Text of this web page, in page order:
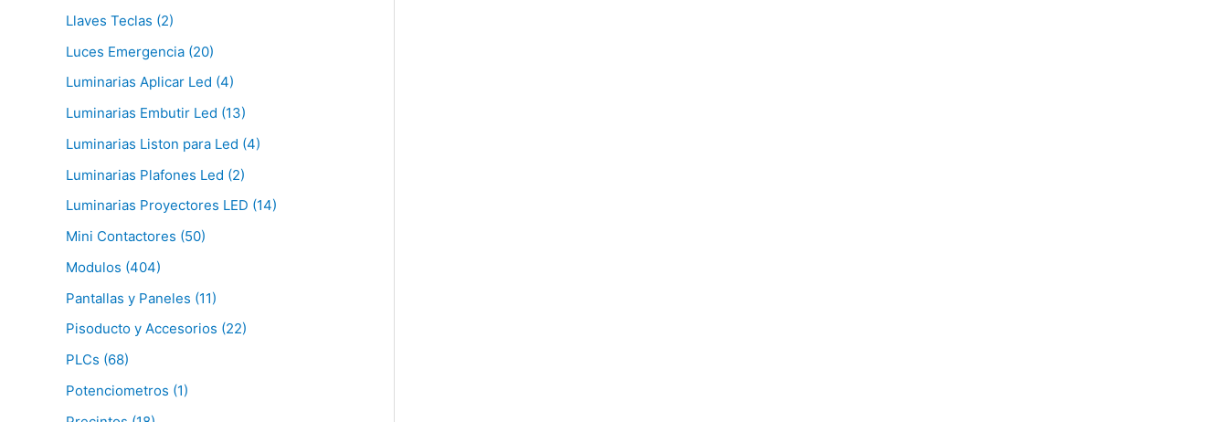
Llaves Teclas (2)
Luces Emergencia (20)
Luminarias Aplicar Led (4)
Luminarias Embutir Led (13)
Luminarias Liston para Led (4)
Luminarias Plafones Led (2)
Luminarias Proyectores LED (14)
Mini Contactores (50)
Modulos (404)
Pantallas y Paneles (11)
Pisoducto y Accesorios (22)
PLCs (68)
Potenciometros (1)